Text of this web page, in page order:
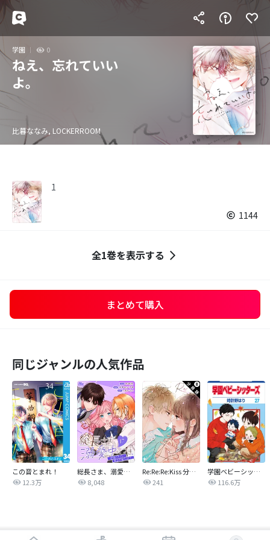
学園 0
ねえ、忘れていい
よ。
比暮ななみ, LOCKERROOM
1
1144
全1巻を表示する
まとめて購入
同じジャンルの人気作品
この音とまれ！
12.3万
総長さま、溺愛中につき。～最強イケメンと愛され寮生活！？～ 分冊版
8,048
Re:Re:Re:Kiss 分冊版
241
学園ベビーシッターズ
116.6万